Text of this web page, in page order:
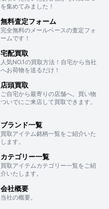
を集めてみました！
無料査定フォーム
完全無料のメールベースの査定フォ
ームです！
宅配買取
人気NO.1の買取方法！自宅から当社
へお荷物を送るだけ！
店頭買取
ご自宅から最寄りの店舗へ。買い物
ついでにご来店して買取できます。
ブランド一覧
買取アイテム銘柄一覧をご紹介いた
します。
カテゴリー一覧
買取アイテムカテゴリー一覧をご紹
介いたします。
会社概要
当社の概要。